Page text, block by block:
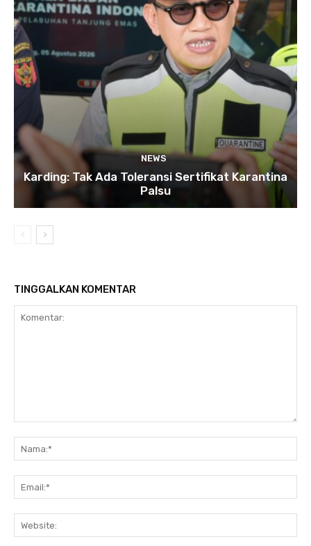
NEWS
Karding: Tak Ada Toleransi Sertifikat Karantina
Palsu
TINGGALKAN KOMENTAR